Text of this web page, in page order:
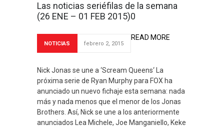
Las noticias seriéfilas de la semana
(26 ENE – 01 FEB 2015)0
NOTICIAS febrero 2, 2015
Nick Jonas se une a ‘Scream Queens‘ La
próxima serie de Ryan Murphy para FOX ha
anunciado un nuevo fichaje esta semana: nada
más y nada menos que el menor de los Jonas
Brothers. Así, Nick se une a los anteriormente
anunciados Lea Michele, Joe Manganiello, Keke
READ MORE